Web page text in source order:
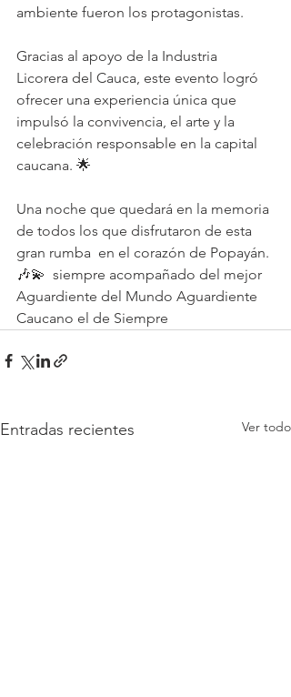
ambiente fueron los protagonistas.
Gracias al apoyo de la Industria
Licorera del Cauca, este evento logró
ofrecer una experiencia única que
impulsó la convivencia, el arte y la
celebración responsable en la capital
caucana. 🌟
Una noche que quedará en la memoria
de todos los que disfrutaron de esta
gran rumba  en el corazón de Popayán.
🎶💫  siempre acompañado del mejor
Aguardiente del Mundo Aguardiente
Caucano el de Siempre
Entradas recientes Ver todo